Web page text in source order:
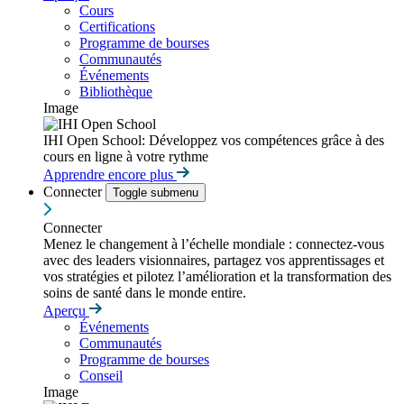
Cours
Certifications
Programme de bourses
Communautés
Événements
Bibliothèque
Image
IHI Open School: Développez vos compétences grâce à des
cours en ligne à votre rythme
Apprendre encore plus
Connecter
Toggle submenu
Connecter
Menez le changement à l’échelle mondiale : connectez-vous
avec des leaders visionnaires, partagez vos apprentissages et
vos stratégies et pilotez l’amélioration et la transformation des
soins de santé dans le monde entire.
Aperçu
Événements
Communautés
Programme de bourses
Conseil
Image